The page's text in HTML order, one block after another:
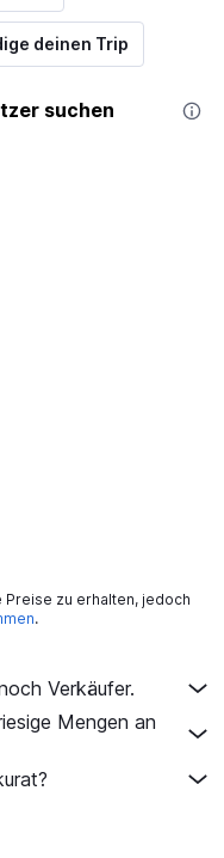
deinen Trip
suchen
Preise zu erhalten, jedoch
.
Verkäufer.
Mengen an